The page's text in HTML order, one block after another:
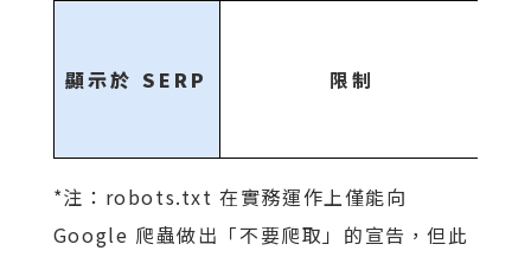
顯示於 SERP 限制
*注：robots.txt 在實務運作上僅能向
Google 爬蟲做出「不要爬取」的宣告，但此